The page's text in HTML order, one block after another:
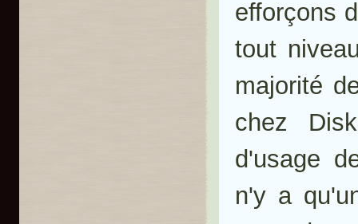
efforçons
tout
majorité
chez
d'usage
n'y a